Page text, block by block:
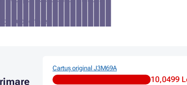
publicitare
Cartuș original J3M69A
10,0499